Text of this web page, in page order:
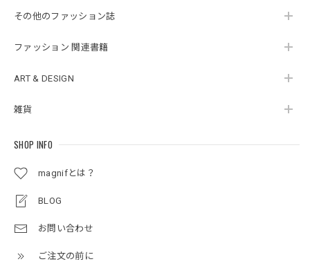
その他のファッション誌
ファッション 関連書籍
ART & DESIGN
雑貨
SHOP INFO
magnifとは？
BLOG
お問い合わせ
ご注文の前に